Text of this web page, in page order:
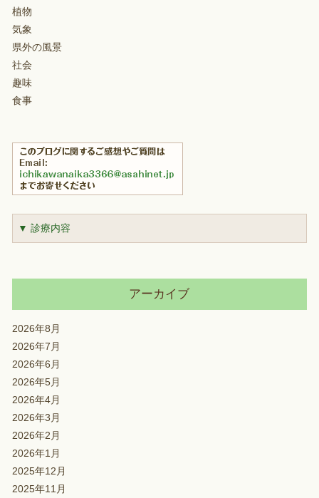
植物
気象
県外の風景
社会
趣味
食事
▼ 診療内容
アーカイブ
2026年8月
2026年7月
2026年6月
2026年5月
2026年4月
2026年3月
2026年2月
2026年1月
2025年12月
2025年11月